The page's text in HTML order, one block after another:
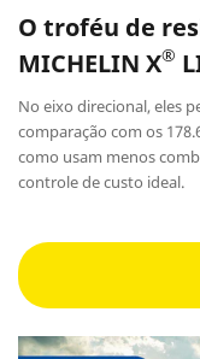
O troféu de
MICHELIN X®
No eixo direcional, eles
comparação com os
como usam menos
controle de custo ideal.